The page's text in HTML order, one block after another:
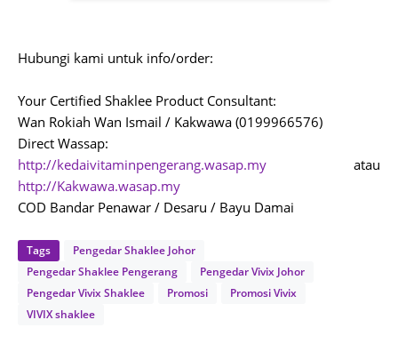
Hubungi kami untuk info/order:
Your Certified Shaklee Product Consultant:
Wan Rokiah Wan Ismail / Kakwawa (0199966576)
Direct Wassap:
http://kedaivitaminpengerang.wasap.my atau
http://Kakwawa.wasap.my
COD Bandar Penawar / Desaru / Bayu Damai
Tags
Pengedar Shaklee Johor
Pengedar Shaklee Pengerang
Pengedar Vivix Johor
Pengedar Vivix Shaklee
Promosi
Promosi Vivix
VIVIX shaklee